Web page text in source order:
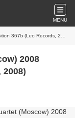
MENU
367b (Leo Records, 2008)
2008